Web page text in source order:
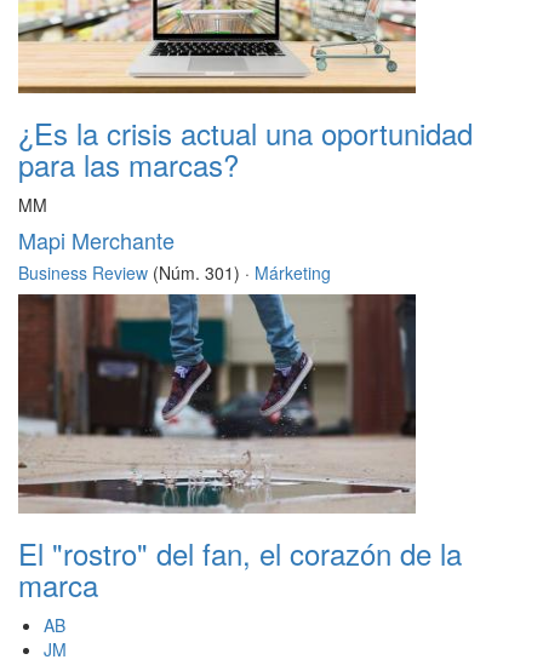
¿Es la crisis actual una oportunidad
para las marcas?
MM
Mapi Merchante
Business Review (Núm. 301) · Márketing
El "rostro" del fan, el corazón de la
marca
AB
JM